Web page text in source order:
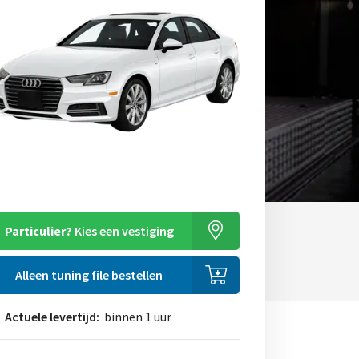
Particulier? Kies een vestiging
Alleen tuning file bestellen
Actuele levertijd: binnen 1 uur